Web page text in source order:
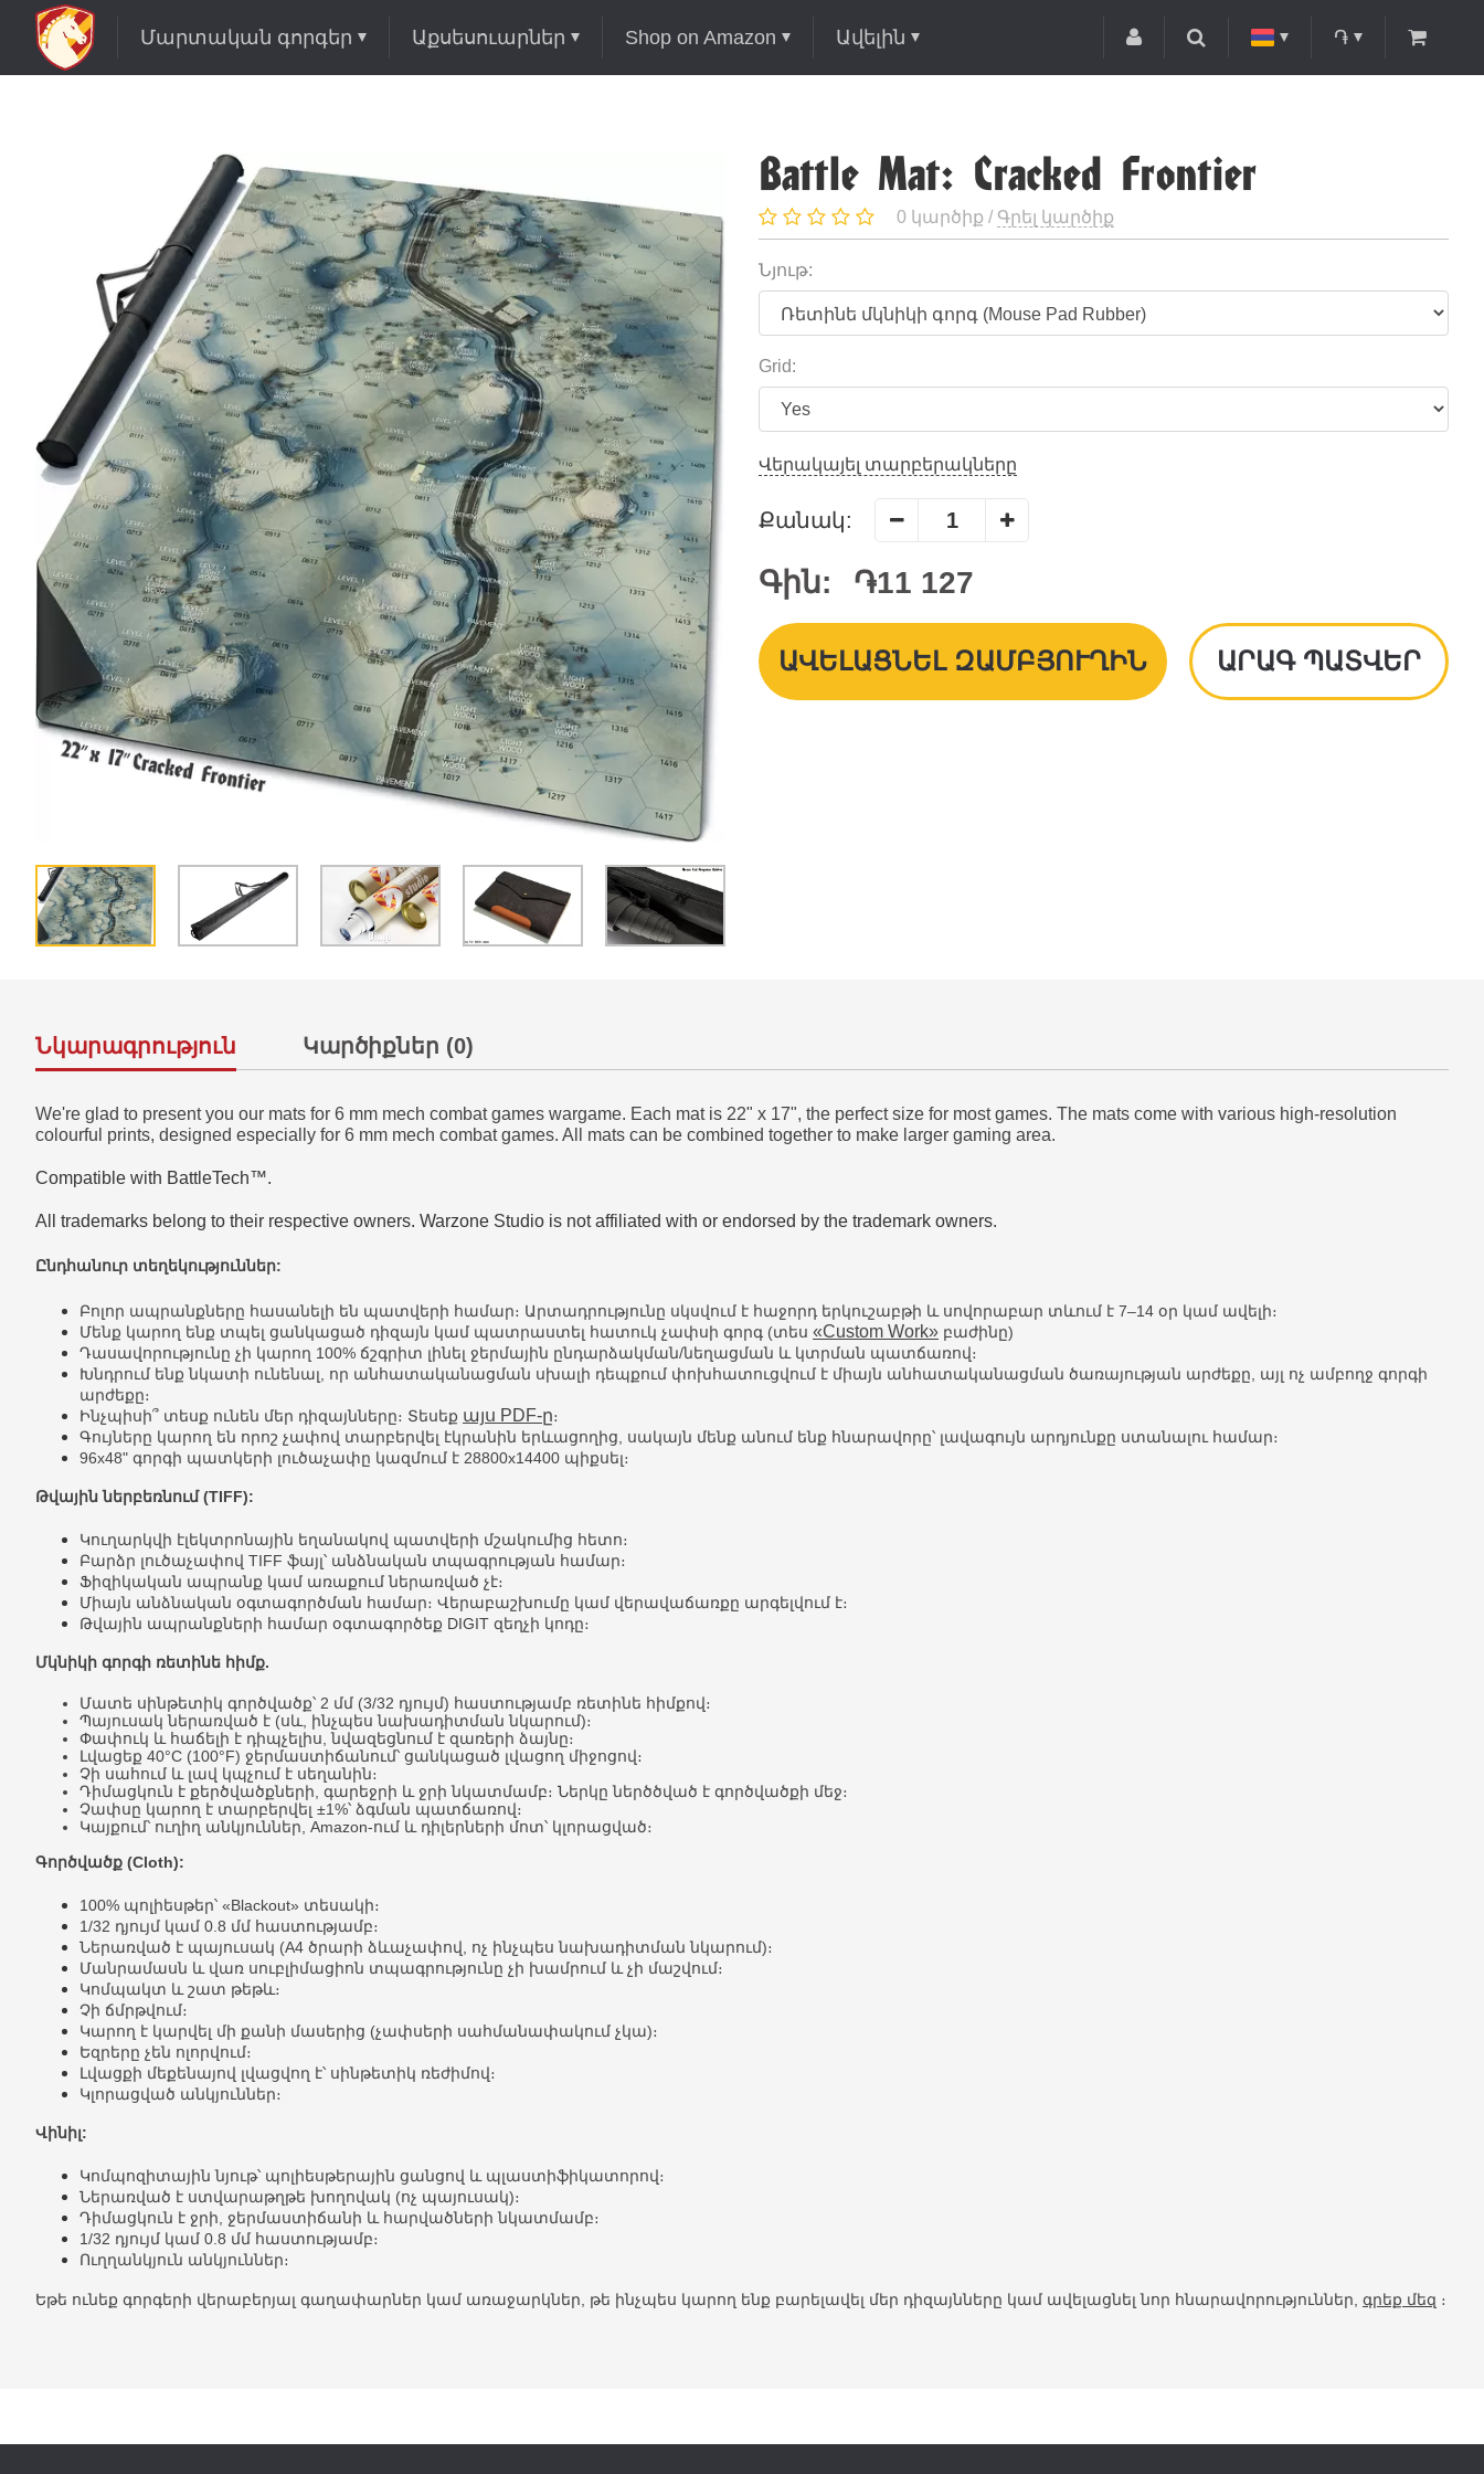
Մարտական գորգեր Աքսեսուարներ Shop on Amazon Ավելին ֏
Battle Mat: Cracked Frontier
0 կարծիք / Գրել կարծիք
Նյութ:
Grid:
Վերակայել տարբերակները
Քանակ:
Գին: ֏11 127
ԱՎԵԼԱՑՆԵԼ ԶԱՄԲՅՈՒՂԻՆ ԱՐԱԳ ՊԱՏՎԵՐ
Նկարագրություն Կարծիքներ (0)
We're glad to present you our mats for 6 mm mech combat games wargame. Each mat is 22" x 17", the perfect size for most games. The mats come with various high-resolution
colourful prints, designed especially for 6 mm mech combat games. All mats can be combined together to make larger gaming area.
Compatible with BattleTech™.
All trademarks belong to their respective owners. Warzone Studio is not affiliated with or endorsed by the trademark owners.
Ընդհանուր տեղեկություններ:
Բոլոր ապրանքները հասանելի են պատվերի համար։ Արտադրությունը սկսվում է հաջորդ երկուշաբթի և սովորաբար տևում է 7–14 օր կամ ավելի։
Մենք կարող ենք տպել ցանկացած դիզայն կամ պատրաստել հատուկ չափսի գորգ (տես «Custom Work» բաժինը)
Դասավորությունը չի կարող 100% ճշգրիտ լինել ջերմային ընդարձակման/նեղացման և կտրման պատճառով։
Խնդրում ենք նկատի ունենալ, որ անհատականացման սխալի դեպքում փոխհատուցվում է միայն անհատականացման ծառայության արժեքը, այլ ոչ ամբողջ գորգի
արժեքը։
Ինչպիսի՞ տեսք ունեն մեր դիզայնները։ Տեսեք այս PDF-ը։
Գույները կարող են որոշ չափով տարբերվել էկրանին երևացողից, սակայն մենք անում ենք հնարավորը՝ լավագույն արդյունքը ստանալու համար։
96x48" գորգի պատկերի լուծաչափը կազմում է 28800x14400 պիքսել։
Թվային ներբեռնում (TIFF):
Կուղարկվի էլեկտրոնային եղանակով պատվերի մշակումից հետո։
Բարձր լուծաչափով TIFF ֆայլ՝ անձնական տպագրության համար։
Ֆիզիկական ապրանք կամ առաքում ներառված չէ։
Միայն անձնական օգտագործման համար։ Վերաբաշխումը կամ վերավաճառքը արգելվում է։
Թվային ապրանքների համար օգտագործեք DIGIT զեղչի կոդը։
Մկնիկի գորգի ռետինե հիմք.
Մատե սինթետիկ գործվածք՝ 2 մմ (3/32 դյույմ) հաստությամբ ռետինե հիմքով։
Պայուսակ ներառված է (սև, ինչպես նախադիտման նկարում)։
Փափուկ և հաճելի է դիպչելիս, նվազեցնում է զառերի ձայնը։
Լվացեք 40°C (100°F) ջերմաստիճանում՝ ցանկացած լվացող միջոցով։
Չի սահում և լավ կպչում է սեղանին։
Դիմացկուն է քերծվածքների, գարեջրի և ջրի նկատմամբ։ Ներկը ներծծված է գործվածքի մեջ։
Չափսը կարող է տարբերվել ±1%՝ ձգման պատճառով։
Կայքում՝ ուղիղ անկյուններ, Amazon-ում և դիլերների մոտ՝ կլորացված։
Գործվածք (Cloth):
100% պոլիեսթեր՝ «Blackout» տեսակի։
1/32 դյույմ կամ 0.8 մմ հաստությամբ։
Ներառված է պայուսակ (A4 ծրարի ձևաչափով, ոչ ինչպես նախադիտման նկարում)։
Մանրամասն և վառ սուբլիմացիոն տպագրությունը չի խամրում և չի մաշվում։
Կոմպակտ և շատ թեթև։
Չի ճմրթվում։
Կարող է կարվել մի քանի մասերից (չափսերի սահմանափակում չկա)։
Եզրերը չեն ոլորվում։
Լվացքի մեքենայով լվացվող է՝ սինթետիկ ռեժիմով։
Կլորացված անկյուններ։
Վինիլ:
Կոմպոզիտային նյութ՝ պոլիեսթերային ցանցով և պլաստիֆիկատորով։
Ներառված է ստվարաթղթե խողովակ (ոչ պայուսակ)։
Դիմացկուն է ջրի, ջերմաստիճանի և հարվածների նկատմամբ։
1/32 դյույմ կամ 0.8 մմ հաստությամբ։
Ուղղանկյուն անկյուններ։
Եթե ունեք գորգերի վերաբերյալ գաղափարներ կամ առաջարկներ, թե ինչպես կարող ենք բարելավել մեր դիզայնները կամ ավելացնել նոր հնարավորություններ, գրեք մեզ ։